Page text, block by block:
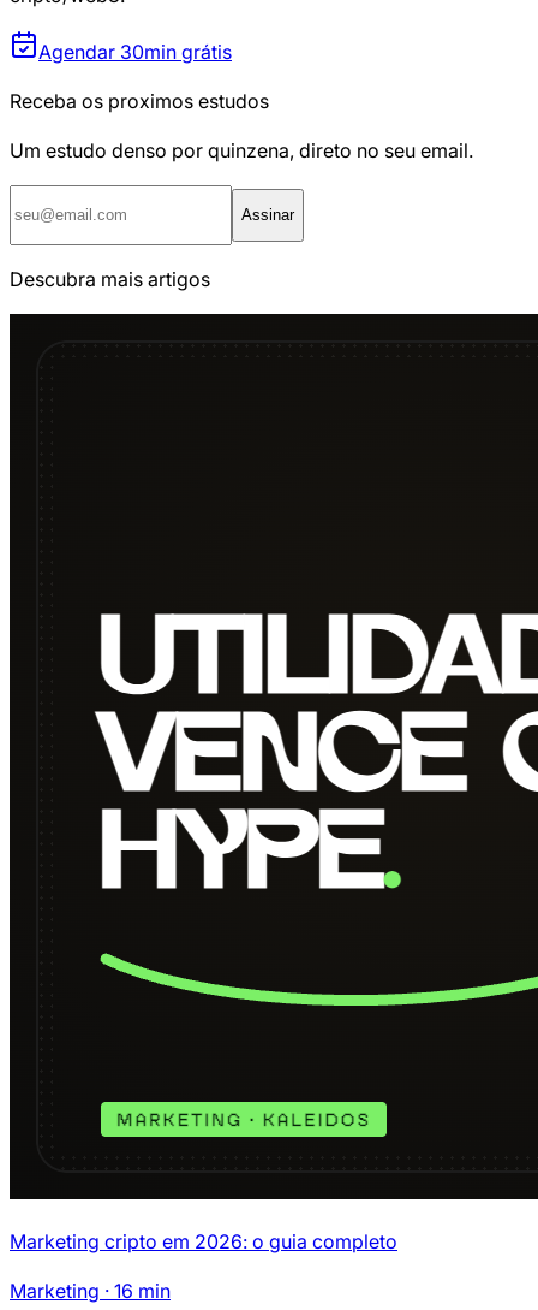
Agendar 30min grátis
Receba os proximos estudos
Um estudo denso por quinzena, direto no seu email.
Assinar
Descubra mais artigos
Marketing cripto em 2026: o guia completo
Marketing · 16 min